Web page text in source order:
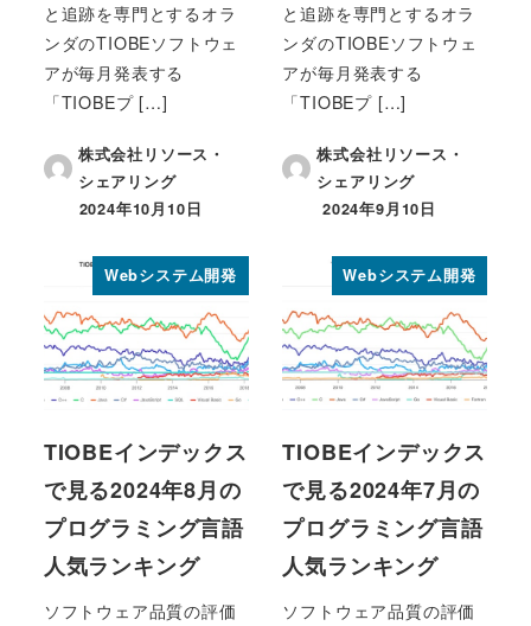
と追跡を専門とするオラ
ンダのTIOBEソフトウェ
アが毎月発表する
「TIOBEプ […]
株式会社リソース・
シェアリング
投稿日
2024年10月10日
と追跡を専門とするオラ
ンダのTIOBEソフトウェ
アが毎月発表する
「TIOBEプ […]
株式会社リソース・
シェアリング
投稿日
2024年9月10日
Webシステム開発
TIOBEインデックス
で見る2024年8月の
プログラミング言語
人気ランキング
ソフトウェア品質の評価
Webシステム開発
TIOBEインデックス
で見る2024年7月の
プログラミング言語
人気ランキング
ソフトウェア品質の評価